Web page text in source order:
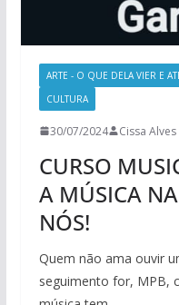
ARTE - O QUE DELA VIER E
CULTURA
30/07/2024 Cissa Alves
CURSO
A MÚSICA
NÓS!
Quem não ama ouvir
seguimento for, MPB,